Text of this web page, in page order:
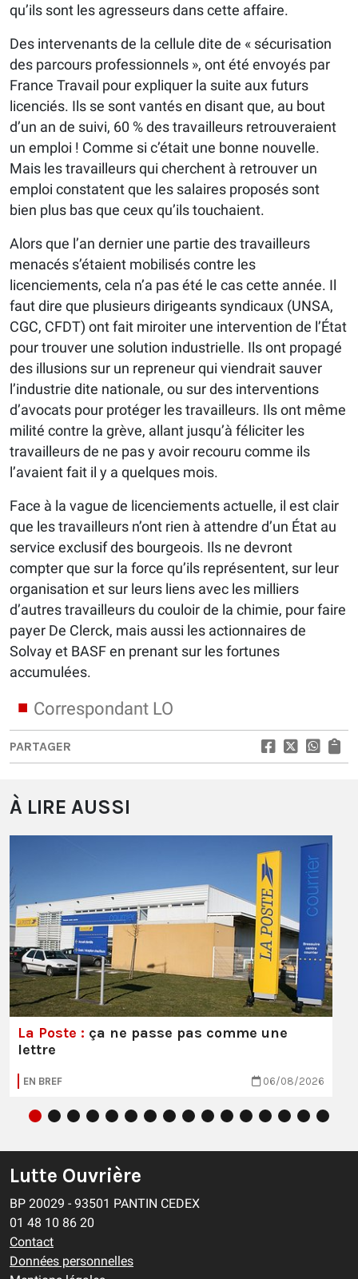
qu’ils sont les agresseurs dans cette affaire.
Des intervenants de la cellule dite de « sécurisation
des parcours professionnels », ont été envoyés par
France Travail pour expliquer la suite aux futurs
licenciés. Ils se sont vantés en disant que, au bout
d’un an de suivi, 60 % des travailleurs retrouveraient
un emploi ! Comme si c’était une bonne nouvelle.
Mais les travailleurs qui cherchent à retrouver un
emploi constatent que les salaires proposés sont
bien plus bas que ceux qu’ils touchaient.
Alors que l’an dernier une partie des travailleurs
menacés s’étaient mobilisés contre les
licenciements, cela n’a pas été le cas cette année. Il
faut dire que plusieurs dirigeants syndicaux (UNSA,
CGC, CFDT) ont fait miroiter une intervention de l’État
pour trouver une solution industrielle. Ils ont propagé
des illusions sur un repreneur qui viendrait sauver
l’industrie dite nationale, ou sur des interventions
d’avocats pour protéger les travailleurs. Ils ont même
milité contre la grève, allant jusqu’à féliciter les
travailleurs de ne pas y avoir recouru comme ils
l’avaient fait il y a quelques mois.
Face à la vague de licenciements actuelle, il est clair
que les travailleurs n’ont rien à attendre d’un État au
service exclusif des bourgeois. Ils ne devront
compter que sur la force qu’ils représentent, sur leur
organisation et sur leurs liens avec les milliers
d’autres travailleurs du couloir de la chimie, pour faire
payer De Clerck, mais aussi les actionnaires de
Solvay et BASF en prenant sur les fortunes
accumulées.
Correspondant LO
PARTAGER
À LIRE AUSSI
La Poste : ça ne passe pas comme une
lettre
EN BREF 06/08/2026
Lutte Ouvrière
BP 20029 - 93501 PANTIN CEDEX
01 48 10 86 20
Contact
Données personnelles